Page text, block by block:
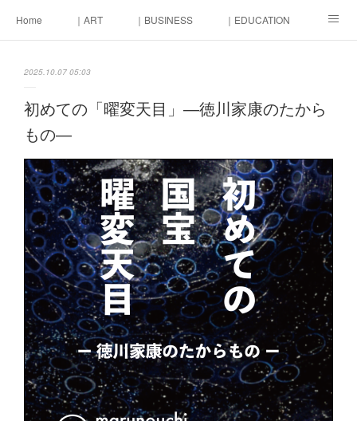
Home ｜ART ｜BUSINESS ｜EDUCATION
2025.10.07 05:03
初めての「曜変天目」―徳川家康のたから
もの―